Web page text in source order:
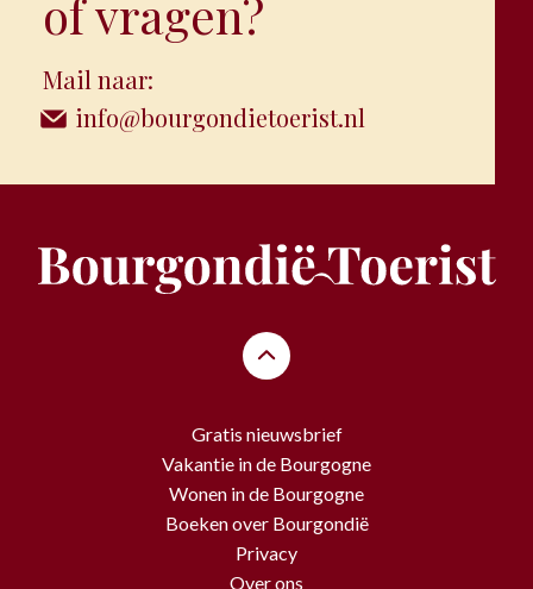
of vragen?
Mail naar:
info@bourgondietoerist.nl
Gratis nieuwsbrief
Vakantie in de Bourgogne
Wonen in de Bourgogne
Boeken over Bourgondië
Privacy
Over ons